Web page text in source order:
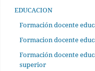
EDUCACION
Formación docente
Formacion docente
Formación docente
superior